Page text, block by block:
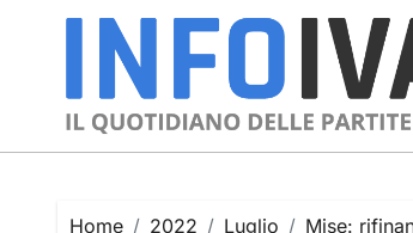
Home 2022 Luglio Mise: